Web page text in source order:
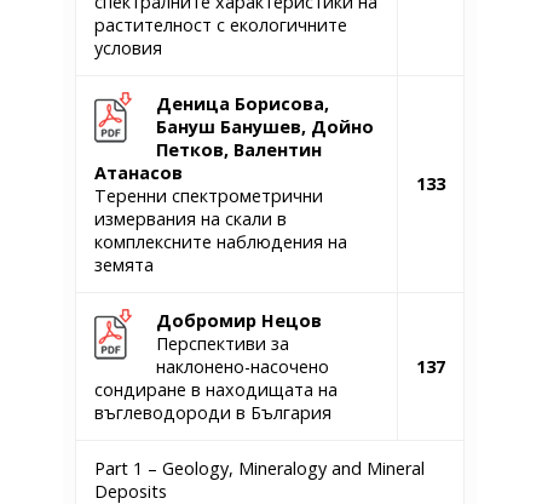
растителност с екологичните
условия
Деница Борисова,
Бануш Банушев, Дойно
Петков, Валентин
Атанасов
Теренни спектрометрични
измервания на скали в
комплексните наблюдения на
земята
133
Добромир Нецов
Перспективи за
наклонено-насочено
сондиране в находищата на
въглеводороди в България
137
Part 1 – Geology, Mineralogy and Mineral
Deposits